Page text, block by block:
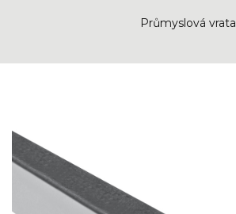
Průmyslová vrata